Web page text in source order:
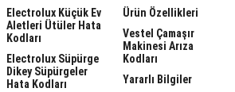
Electrolux Küçük Ev
Aletleri Ütüler Hata
Kodları
Electrolux Süpürge
Dikey Süpürgeler
Hata Kodları
Ürün Özellikleri
Vestel Çamaşır
Makinesi Arıza
Kodları
Yararlı Bilgiler